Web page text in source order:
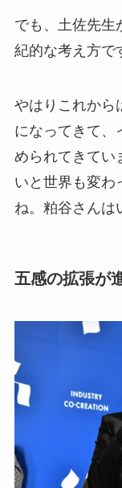
でも、土佐先生
紀的な考え方で
やはりこれから
になってきて、
められてきてい
いと世界も変わ
ね。粕谷さんは
五感の拡張が